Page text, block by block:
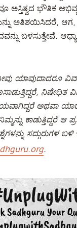
ಅಸ್ತಿತ್ವದ ಭೌತಿಕ
ಅತಿಶಯಿಸಿದರೆ, ಆಗ,
ಬಳಸುತ್ತೇವೆ.
ಯಾವುದಾದರೂ
ನಿಷೇಧಿತ
ಅಥವಾ
ಕಾಡುತ್ತಿದ್ದರೆ ಆ
ಸದ್ಗುರುಗಳ ಬಳಿ
.